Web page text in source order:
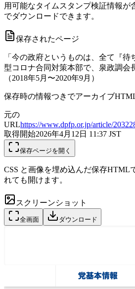
用可能なタイムスタンプ検証情報が
でダウンロードできます。
保存されたページ
「今の政府というものは、全て『
型コロナ合同対策本部で、泉政調会
（2018年5月〜2020年9月）
保存時の情報つきでアーカイブ
元の
URLhttps://www.dpfp.or.jp/article/
取得開始2026年4月12日 11:37 JST
保存ページを開く
CSS と画像を埋め込んだ保存HTML
れても開けます。
スクリーンショット
全画面 ダウンロード